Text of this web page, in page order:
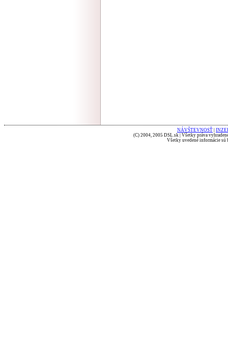
NÁVŠTEVNOSŤ
(C) 2004, 2005 DSL.sk | Všetky práva
Všetky uvedené informácie sú